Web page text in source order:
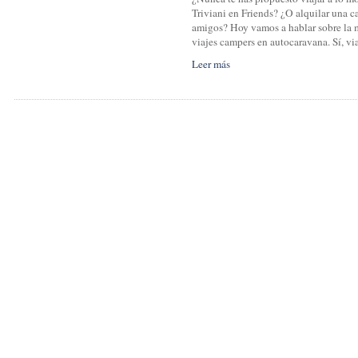
Triviani en Friends? ¿O alquilar una
amigos? Hoy vamos a hablar sobre la
viajes campers en autocaravana. Sí,
Leer más